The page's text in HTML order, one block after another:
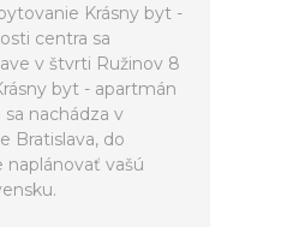
Krásny byt -
centra sa
v štvrti Ružinov 8
byt - apartmán
nachádza v
Bratislava, do
vašú